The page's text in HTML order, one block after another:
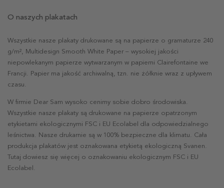
O naszych plakatach
Wszystkie nasze plakaty drukowane są na papierze o gramaturze 240
g/m², Multidesign Smooth White Paper – wysokiej jakości
niepowlekanym papierze wytwarzanym w papierni Clairefontaine we
Francji. Papier ma jakość archiwalną, tzn. nie żółknie wraz z upływem
czasu.
W firmie Dear Sam wysoko cenimy sobie dobro środowiska.
Wszystkie nasze plakaty są drukowane na papierze opatrzonym
etykietami ekologicznymi FSC i EU Ecolabel dla odpowiedzialnego
leśnictwa. Nasze drukarnie są w 100% bezpieczne dla klimatu. Cała
produkcja plakatów jest oznakowana etykietą ekologiczną Svanen.
Tutaj dowiesz się więcej o oznakowaniu ekologicznym FSC i EU
Ecolabel.